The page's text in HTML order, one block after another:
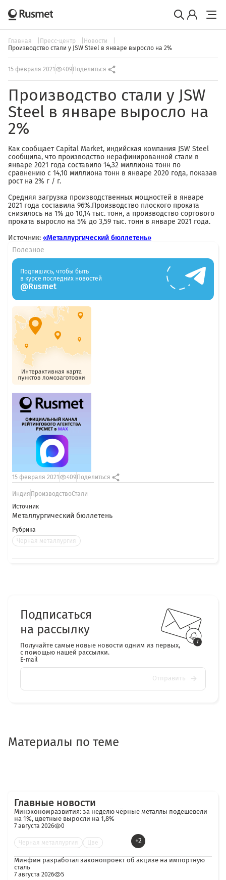
Главная Пресс-центр
Новости
Производство стали у JSW Steel в январе выросло на 2%
15 февраля 2021 409 Поделиться
Производство стали у JSW
Steel в январе выросло на
2%
Как сообщает Capital Market, индийская компания JSW Steel
сообщила, что производство нерафинированной стали в
январе 2021 года составило 14,32 миллиона тонн по
сравнению с 14,10 миллиона тонн в январе 2020 года, показав
рост на 2% г / г.
Средняя загрузка производственных мощностей в январе
2021 года составила 96%.Производство плоского проката
снизилось на 1% до 10,14 тыс. тонн, а производство сортового
проката выросло на 5% до 3,59 тыс. тонн в январе 2021 года.
Источник: «Металлургический бюллетень»
Источник
Металлургический бюллетень
Рубрика
Черная металлургия
15 февраля 2021 409 Поделиться
Индия ПроизводствоСтали
Полезное
Подпишись, чтобы быть
в курсе последних новостей
@Rusmet
Подписаться
на рассылку
Получайте самые новые новости одним из первых,
с помощью нашей рассылки.
E-mail
Отправить
Материалы по теме
Главные новости
Минэкономразвития: за неделю чёрные металлы подешевели
на 1%, цветные выросли на 1,8%
7 августа 2026 0
Черная металлургия Цве +2
Минфин разработал законопроект об акцизе на импортную
сталь
7 августа 2026 5